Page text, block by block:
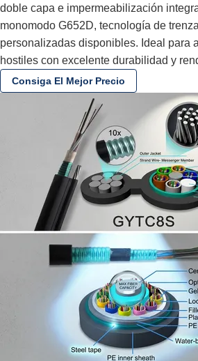
doble capa e impermeabilización
monomodo G652D, tecnología de
personalizadas disponibles. Ideal para
hostiles con excelente durabilidad y
Consiga El Mejor Precio